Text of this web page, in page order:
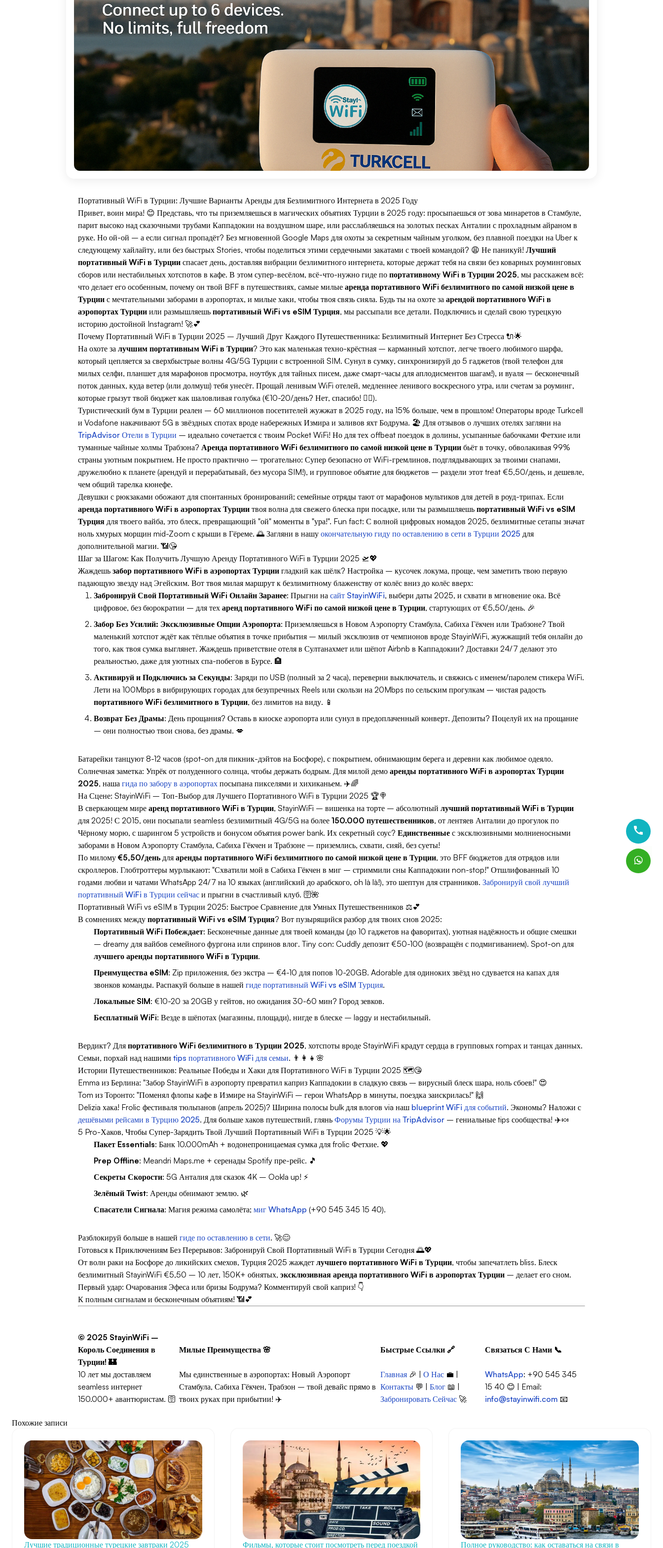
Портативный WiFi в Турции: Лучшие Варианты Аренды для Безлимитного Интернета в 2025 Году
Привет, воин мира! 😊 Представь, что ты приземляешься в магических объятиях Турции в 2025 году: просыпаешься от зова минаретов в Стамбуле,
парит высоко над сказочными трубами Каппадокии на воздушном шаре, или расслабляешься на золотых песках Анталии с прохладным айраном в
руке. Но ой-ой – а если сигнал пропадёт? Без мгновенной Google Maps для охоты за секретным чайным уголком, без плавной поездки на Uber к
следующему хайлайту, или без быстрых Stories, чтобы поделиться этими сердечными закатами с твоей командой? 😩 Не паникуй! Лучший
портативный WiFi в Турции спасает день, доставляя вибрации безлимитного интернета, которые держат тебя на связи без коварных роуминговых
сборов или нестабильных хотспотов в кафе. В этом супер-весёлом, всё-что-нужно гиде по портативному WiFi в Турции 2025, мы расскажем всё:
что делает его особенным, почему он твой BFF в путешествиях, самые милые аренда портативного WiFi безлимитного по самой низкой цене в
Турции с мечтательными заборами в аэропортах, и милые хаки, чтобы твоя связь сияла. Будь ты на охоте за арендой портативного WiFi в
аэропортах Турции или размышляешь портативный WiFi vs eSIM Турция, мы рассыпали все детали. Подключись и сделай свою турецкую
историю достойной Instagram! 🚀💕
Почему Портативный WiFi в Турции 2025 – Лучший Друг Каждого Путешественника: Безлимитный Интернет Без Стресса 🔌🌟
На охоте за лучшим портативным WiFi в Турции? Это как маленькая техно-крёстная – карманный хотспот, легче твоего любимого шарфа,
который цепляется за сверхбыстрые волны 4G/5G Турции с встроенной SIM. Сунул в сумку, синхронизируй до 5 гаджетов (твой телефон для
милых селфи, планшет для марафонов просмотра, ноутбук для тайных писем, даже смарт-часы для аплодисментов шагам!), и вуаля – бесконечный
поток данных, куда ветер (или долмуш) тебя унесёт. Прощай ленивым WiFi отелей, медленнее ленивого воскресного утра, или счетам за роуминг,
которые грызут твой бюджет как шаловливая голубка (€10-20/день? Нет, спасибо! 🙅‍♀️).
Туристический бум в Турции реален – 60 миллионов посетителей жужжат в 2025 году, на 15% больше, чем в прошлом! Операторы вроде Turkcell
и Vodafone накачивают 5G в звёздных спотах вроде набережных Измира и заливов яхт Бодрума. 🏖️ Для отзывов о лучших отелях загляни на
TripAdvisor Отели в Турции – идеально сочетается с твоим Pocket WiFi! Но для тех offbeat поездок в долины, усыпанные бабочками Фетхие или
туманные чайные холмы Трабзона? Аренда портативного WiFi безлимитного по самой низкой цене в Турции бьёт в точку, обволакивая 99%
страны уютным покрытием. Не просто практично – трогательно: Супер безопасно от WiFi-гремлинов, подглядывающих за твоими снапами,
дружелюбно к планете (арендуй и перерабатывай, без мусора SIM!), и групповое объятие для бюджетов – раздели этот treat €5,50/день, и дешевле,
чем общий тарелка кюнефе.
Девушки с рюкзаками обожают для спонтанных бронирований; семейные отряды тают от марафонов мультиков для детей в роуд-трипах. Если
аренда портативного WiFi в аэропортах Турции твоя волна для свежего блеска при посадке, или ты размышляешь портативный WiFi vs eSIM
Турция для твоего вайба, это блеск, превращающий "ой" моменты в "ура!". Fun fact: С волной цифровых номадов 2025, безлимитные сетапы значат
ноль хмурых морщин mid-Zoom с крыши в Гёреме. 🌅 Загляни в нашу окончательную гиду по оставлению в сети в Турции 2025 для
дополнительной магии. 📶😘
Шаг за Шагом: Как Получить Лучшую Аренду Портативного WiFi в Турции 2025 🛫💖
Жаждешь забор портативного WiFi в аэропортах Турции гладкий как шёлк? Настройка – кусочек локума, проще, чем заметить твою первую
падающую звезду над Эгейским. Вот твоя милая маршрут к безлимитному блаженству от колёс вниз до колёс вверх:
Забронируй Свой Портативный WiFi Онлайн Заранее: Прыгни на сайт StayinWiFi, выбери даты 2025, и схвати в мгновение ока. Всё
цифровое, без бюрократии – для тех аренд портативного WiFi по самой низкой цене в Турции, стартующих от €5,50/день. 🎉
Забор Без Усилий: Эксклюзивные Опции Аэропорта: Приземляешься в Новом Аэропорту Стамбула, Сабиха Гёкчен или Трабзоне? Твой
маленький хотспот ждёт как тёплые объятия в точке прибытия – милый эксклюзив от чемпионов вроде StayinWiFi, жужжащий тебя онлайн до
того, как твоя сумка выглянет. Жаждешь приветствие отеля в Султанахмет или шёпот Airbnb в Каппадокии? Доставки 24/7 делают это
реальностью, даже для уютных спа-побегов в Бурсе. 🏨
Активируй и Подключись за Секунды: Заряди по USB (полный за 2 часа), переверни выключатель, и свяжись с именем/паролем стикера WiFi.
Лети на 100Mbps в вибрирующих городах для безупречных Reels или скользи на 20Mbps по сельским прогулкам – чистая радость
портативного WiFi безлимитного в Турции, без лимитов на виду. 📱
Возврат Без Драмы: День прощания? Оставь в киоске аэропорта или сунул в предоплаченный конверт. Депозиты? Поцелуй их на прощание
– они полностью твои снова, без драмы. 💋
Батарейки танцуют 8-12 часов (spot-on для пикник-дэйтов на Босфоре), с покрытием, обнимающим берега и деревни как любимое одеяло.
Солнечная заметка: Упрёк от полуденного солнца, чтобы держать бодрым. Для милой демо аренды портативного WiFi в аэропортах Турции
2025, наша гида по забору в аэропортах посыпана пикселями и хихиканьем. ✈️🌈
На Сцене: StayinWiFi – Топ-Выбор для Лучшего Портативного WiFi в Турции 2025 🏆🍭
В сверкающем мире аренд портативного WiFi в Турции, StayinWiFi – вишенка на торте – абсолютный лучший портативный WiFi в Турции
для 2025! С 2015, они посыпали seamless безлимитный 4G/5G на более 150.000 путешественников, от лентяев Анталии до прогулок по
Чёрному морю, с шарингом 5 устройств и бонусом объятия power bank. Их секретный соус? Единственные с эксклюзивными молниеносными
заборами в Новом Аэропорту Стамбула, Сабиха Гёкчен и Трабзоне – приземлись, схвати, сияй, без суеты!
По милому €5,50/день для аренды портативного WiFi безлимитного по самой низкой цене в Турции, это BFF бюджетов для отрядов или
скроллеров. Глобтроттеры мурлыкают: "Схватили мой в Сабиха Гёкчен в миг – стриммили сны Каппадокии non-stop!" Отшлифованный 10
годами любви и чатами WhatsApp 24/7 на 10 языках (английский до арабского, oh là là!), это шептун для странников. Забронируй свой лучший
портативный WiFi в Турции сейчас и прыгни в счастливый клуб. 🛜🌺
Портативный WiFi vs eSIM в Турции 2025: Быстрое Сравнение для Умных Путешественников ⚖️💕
В сомнениях между портативный WiFi vs eSIM Турция? Вот пузырящийся разбор для твоих снов 2025:
Портативный WiFi Побеждает: Бесконечные данные для твоей команды (до 10 гаджетов на фаворитах), уютная надёжность и общие смешки
– dreamy для вайбов семейного фургона или спринов влог. Tiny con: Cuddly депозит €50-100 (возвращён с подмигиванием). Spot-on для
лучшего аренды портативного WiFi в Турции.
Преимущества eSIM: Zip приложения, без экстра – €4-10 для попов 10-20GB. Adorable для одиноких звёзд но сдувается на капах для
звонков команды. Распакуй больше в нашей гиде портативный WiFi vs eSIM Турция.
Локальные SIM: €10-20 за 20GB у гейтов, но ожидания 30-60 мин? Город зевков.
Бесплатный WiFi: Везде в шёпотах (магазины, площади), нигде в блеске – laggy и нестабильный.
Вердикт? Для портативного WiFi безлимитного в Турции 2025, хотспоты вроде StayinWiFi крадут сердца в групповых rompах и танцах данных.
Семьи, порхай над нашими tips портативного WiFi для семьи. 👨‍👩‍👧🌸
Истории Путешественников: Реальные Победы и Хаки для Портативного WiFi в Турции 2025 🗺️😘
Emma из Берлина: "Забор StayinWiFi в аэропорту превратил каприз Каппадокии в сладкую связь – вирусный блеск шара, ноль сбоев!" 😍
Tom из Торонто: "Поменял флопы кафе в Измире на StayinWiFi – герои WhatsApp в минуты, поездка заискрилась!" 🙌
Delizia хака! Frolic фестиваля тюльпанов (апрель 2025)? Ширина полосы bulk для влогов via наш blueprint WiFi для событий. Экономы? Наложи с
дешёвыми рейсами в Турцию 2025. Для больше хаков путешествий, глянь Форумы Турции на TripAdvisor – гениальные tips сообщества! ✈️🍬
5 Pro-Хаков, Чтобы Супер-Зарядить Твой Лучший Портативный WiFi в Турции 2025 💡🌟
Пакет Essentials: Банк 10.000mAh + водонепроницаемая сумка для frolic Фетхие. 💖
Prep Offline: Meandri Maps.me + серенады Spotify пре-рейс. 🎵
Секреты Скорости: 5G Анталия для сказок 4K – Ookla up! ⚡
Зелёный Twist: Аренды обнимают землю. 🌿
Спасатели Сигнала: Магия режима самолёта; миг WhatsApp (+90 545 345 15 40).
Разблокируй больше в нашей гиде по оставлению в сети. 🚀😊
Готовься к Приключениям Без Перерывов: Забронируй Свой Портативный WiFi в Турции Сегодня 🌅💖
От волн раки на Босфоре до ликийских смехов, Турция 2025 жаждет лучшего портативного WiFi в Турции, чтобы запечатлеть bliss. Блеск
безлимитный StayinWiFi €5,50 – 10 лет, 150K+ обнятых, эксклюзивная аренда портативного WiFi в аэропортах Турции – делает его сном.
Первый удар: Очарования Эфеса или бризы Бодрума? Комментируй свой каприз! 👇
К полным сигналам и бесконечным объятиям! 📶💕
© 2025 StayinWiFi –
Король Соединения в
Турции! 🏰
Милые Преимущества 🌸 Быстрые Ссылки 🔗 Связаться С Нами 📞
10 лет мы доставляем
seamless интернет
150.000+ авантюристам. 🛜
Мы единственные в аэропортах: Новый Аэропорт
Стамбула, Сабиха Гёкчен, Трабзон – твой девайс прямо в
твоих руках при прибытии! ✈️
Главная 🎉 | О Нас 💼 |
Контакты 💬 | Блог 📖 |
Забронировать Сейчас 🚀
WhatsApp: +90 545 345
15 40 😊 | Email:
info@stayinwifi.com 📧
Похожие записи
Лучшие традиционные турецкие завтраки 2025 Фильмы, которые стоит посмотреть перед поездкой Полное руководство: как оставаться на связи в